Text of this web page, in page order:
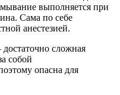
выполняется при
Сама по себе
анестезией.
сложная
собой
опасна для